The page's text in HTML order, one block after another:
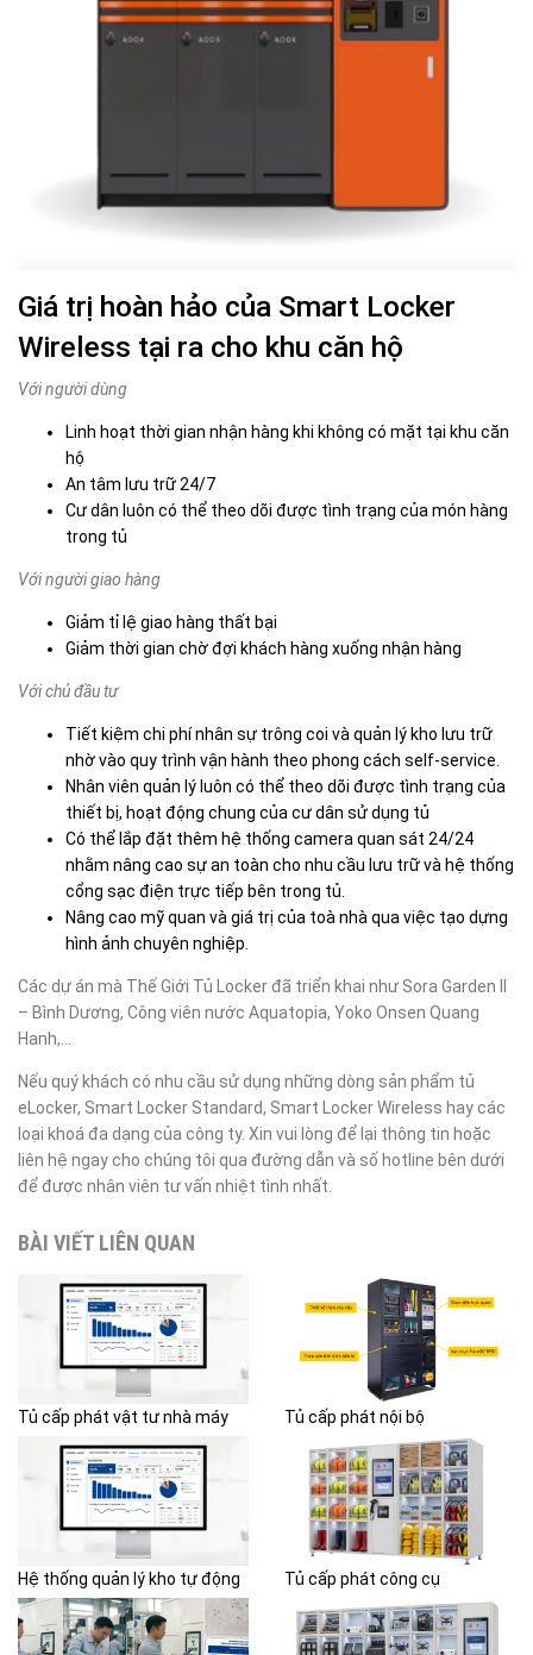
Giá trị hoàn hảo của Smart Locker
Wireless tại ra cho khu căn hộ
Với người dùng
Linh hoạt thời gian nhận hàng khi không có mặt tại khu căn
hộ
An tâm lưu trữ 24/7
Cư dân luôn có thể theo dõi được tình trạng của món hàng
trong tủ
Với người giao hàng
Giảm tỉ lệ giao hàng thất bại
Giảm thời gian chờ đợi khách hàng xuống nhận hàng
Với chủ đầu tư
Tiết kiệm chi phí nhân sự trông coi và quản lý kho lưu trữ
nhờ vào quy trình vận hành theo phong cách self-service.
Nhân viên quản lý luôn có thể theo dõi được tình trạng của
thiết bị, hoạt động chung của cư dân sử dụng tủ
Có thể lắp đặt thêm hệ thống camera quan sát 24/24
nhằm nâng cao sự an toàn cho nhu cầu lưu trữ và hệ thống
cổng sạc điện trực tiếp bên trong tủ.
Nâng cao mỹ quan và giá trị của toà nhà qua việc tạo dựng
hình ảnh chuyên nghiệp.
Các dự án mà Thế Giới Tủ Locker đã triển khai như Sora Garden II
– Bình Dương, Công viên nước Aquatopia, Yoko Onsen Quang
Hanh,…
Nếu quý khách có nhu cầu sử dụng những dòng sản phẩm tủ
eLocker, Smart Locker Standard, Smart Locker Wireless hay các
loại khoá đa dạng của công ty. Xin vui lòng để lại thông tin hoặc
liên hệ ngay cho chúng tôi qua đường dẫn và số hotline bên dưới
để được nhân viên tư vấn nhiệt tình nhất.
BÀI VIẾT LIÊN QUAN
Tủ cấp phát vật tư nhà máy Tủ cấp phát nội bộ
Hệ thống quản lý kho tự động Tủ cấp phát công cụ